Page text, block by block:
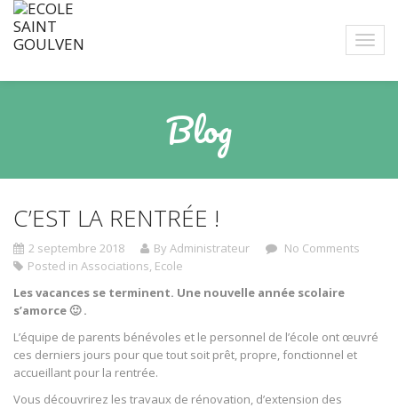
Blog
C’EST LA RENTRÉE !
2 septembre 2018 By Administrateur
No Comments
Posted in Associations, Ecole
Les vacances se terminent. Une nouvelle année scolaire
s’amorce 🙂 .
L’équipe de parents bénévoles et le personnel de l’école ont œuvré
ces derniers jours pour que tout soit prêt, propre, fonctionnel et
accueillant pour la rentrée.
Vous découvrirez les travaux de rénovation, d’extension des